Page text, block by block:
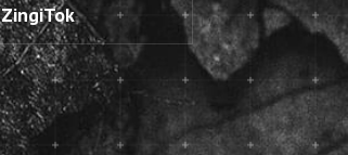
ZingiTok